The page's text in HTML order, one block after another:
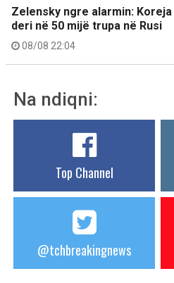
Zelensky ngre alarmin:
deri në 50 mijë trupa në Rusi
08/08 22:04
Na ndiqni:
Top Channel
@tchbreakingnews